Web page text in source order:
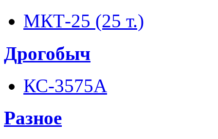
МКТ-25 (25 т.)
Дрогобыч
КС-3575А
Разное